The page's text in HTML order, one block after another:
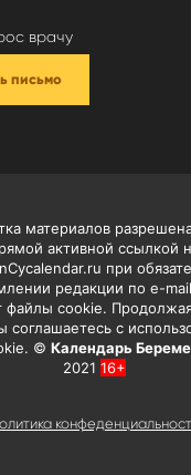
врачу
письмо
материалов
активной ссылкой
при
редакции по e-
файлы cookie.
соглашаетесь с
© Календарь
2021 16+